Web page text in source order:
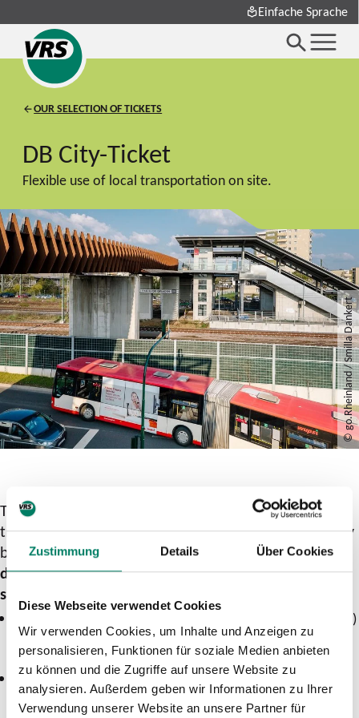
Zustimmung Details Über Cookies
Diese Webseite verwendet Cookies
Wir verwenden Cookies, um Inhalte und Anzeigen zu
personalisieren, Funktionen für soziale Medien anbieten
zu können und die Zugriffe auf unsere Website zu
analysieren. Außerdem geben wir Informationen zu Ihrer
Verwendung unserer Website an unsere Partner für
Einfache Sprache
OUR SELECTION OF TICKETS
DB City-Ticket
Flexible use of local transportation on site.
© go.Rheinland / Smilla Dankert
The City-Ticket is a ticket add-on that allows you to
travel in 130 cities within a certain area of validity by
bus, S-Bahn, U-Bahn and streetcar onceto the
departure stationand oncefrom the destination
station
Valid in conjunction with a long-distance ticket (ICE, IC, EC)
where the start and destination are within thearea of
validity of the DB City Ticket.
In the VRS, DB long-distance tickets with the suffix "City-
Ticket" can be used for a single journey to and from the